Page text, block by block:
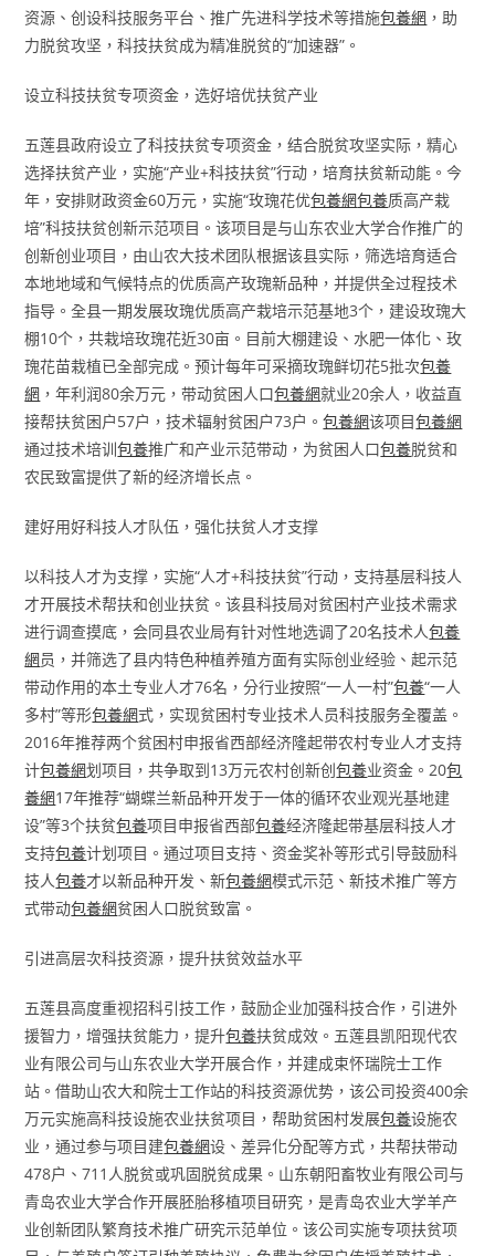
资源、创设科技服务平台、推广先进科学技术等措施包養網 ，助
力脱贫攻坚，科技扶贫成为精准脱贫的“加速器”。
设立科技扶贫专项资金，选好培优扶贫产业
五莲县政府设立了科技扶贫专项资金，结合脱贫攻坚实际，精心
选择扶贫产业，实施“产业+科技扶贫”行动，培育扶贫新动能。今
年，安排财政资金60万元，实施“玫瑰花优包養網包養质高产栽
培”科技扶贫创新示范项目。该项目是与山东农业大学合作推广的
创新创业项目，由山农大技术团队根据该县实际，筛选培育适合
本地地域和气候特点的优质高产玫瑰新品种，并提供全过程技术
指导。全县一期发展玫瑰优质高产栽培示范基地3个，建设玫瑰大
棚10个，共栽培玫瑰花近30亩。目前大棚建设、水肥一体化、玫
瑰花苗栽植已全部完成。预计每年可采摘玫瑰鲜切花5批次包養
網 ，年利润80余万元，带动贫困人口包養網就业20余人，收益直
接帮扶贫困户57户，技术辐射贫困户73户。包養網该项目包養網
通过技术培训包養推广和产业示范带动，为贫困人口包養脱贫和
农民致富提供了新的经济增长点。
建好用好科技人才队伍，强化扶贫人才支撑
以科技人才为支撑，实施“人才+科技扶贫”行动，支持基层科技人
才开展技术帮扶和创业扶贫。该县科技局对贫困村产业技术需求
进行调查摸底，会同县农业局有针对性地选调了20名技术人包養
網员，并筛选了县内特色种植养殖方面有实际创业经验、起示范
带动作用的本土专业人才76名，分行业按照“一人一村”包養“一人
多村”等形包養網式，实现贫困村专业技术人员科技服务全覆盖。
2016年推荐两个贫困村申报省西部经济隆起带农村专业人才支持
计包養網划项目，共争取到13万元农村创新创包養业资金。20包
養網17年推荐“蝴蝶兰新品种开发于一体的循环农业观光基地建
设”等3个扶贫包養项目申报省西部包養经济隆起带基层科技人才
支持包養计划项目。通过项目支持、资金奖补等形式引导鼓励科
技人包養才以新品种开发、新包養網模式示范、新技术推广等方
式带动包養網贫困人口脱贫致富。
引进高层次科技资源，提升扶贫效益水平
五莲县高度重视招科引技工作，鼓励企业加强科技合作，引进外
援智力，增强扶贫能力，提升包養扶贫成效。五莲县凯阳现代农
业有限公司与山东农业大学开展合作，并建成束怀瑞院士工作
站。借助山农大和院士工作站的科技资源优势，该公司投资400余
万元实施高科技设施农业扶贫项目，帮助贫困村发展包養设施农
业，通过参与项目建包養網设、差异化分配等方式，共帮扶带动
478户、711人脱贫或巩固脱贫成果。山东朝阳畜牧业有限公司与
青岛农业大学合作开展胚胎移植项目研究，是青岛农业大学羊产
业创新团队繁育技术推广研究示范单位。该公司实施专项扶贫项